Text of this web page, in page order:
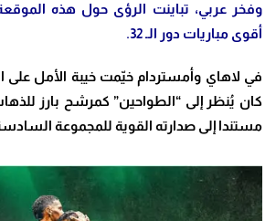
وفخر عربي، تباينت الرؤى حول هذه
أقوى مباريات دور الـ 32.
في لاهاي وأمستردام خيّمت خيبة الأمل على
كان يُنظر إلى “الطواحين” كمرشح بارز
مستندا إلى صدارته القوية للمجموعة